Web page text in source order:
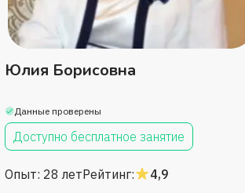
Юлия Борисовна
Данные проверены
Доступно бесплатное занятие
Опыт: 28 летРейтинг: 4,9